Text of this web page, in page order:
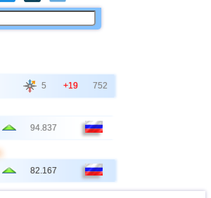
5 +19 752
94.837
82.167